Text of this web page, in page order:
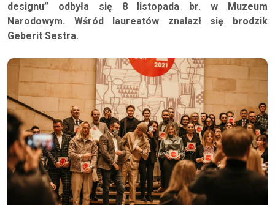
designu” odbyła się 8 listopada br. w Muzeum
Narodowym. Wśród laureatów znalazł się brodzik
Geberit Sestra.